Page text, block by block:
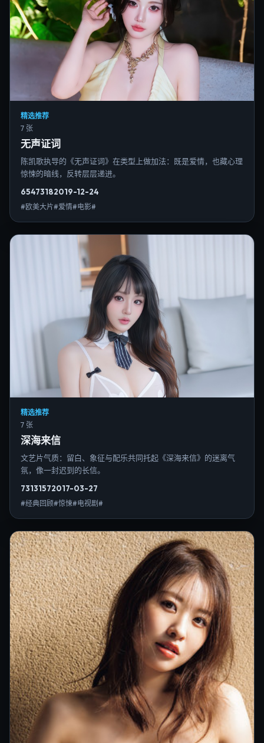
精选推荐
7 张
无声证词
陈凯歌执导的《无声证词》在类型上做加法：既是爱情，也藏心理
惊悚的暗线，反转层层递进。
65473182019-12-24
#欧美大片#爱情#电影#
精选推荐
7 张
深海来信
文艺片气质：留白、象征与配乐共同托起《深海来信》的迷离气
氛，像一封迟到的长信。
73131572017-03-27
#经典回顾#惊悚#电视剧#